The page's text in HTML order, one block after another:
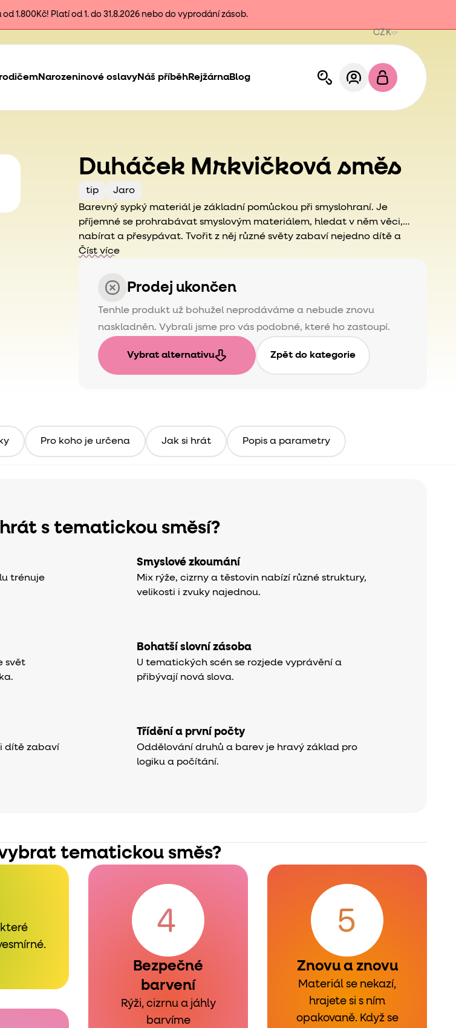
1.800Kč! Platí od 1. do 31.8.2026 nebo do vyprodání zásob.
CZK
Narozeninové oslavyNáš příběhRejžárnaBlog
Duháček Mrkvičková směs
tip
Jaro
Barevný sypký materiál je základní pomůckou při smyslohraní. Je
příjemné se prohrabávat smyslovým materiálem, hledat v něm věci,
nabírat a přesypávat. Tvořit z něj různé světy zabaví nejedno dítě a
dokonce i dospělé.
Číst více
Prodej ukončen
Tenhle produkt už bohužel neprodáváme a nebude znovu
naskladněn. Vybrali jsme pro vás podobné, které ho zastoupí.
Vybrat alternativu Zpět do kategorie
Pro koho je určena Jak si hrát Popis a parametry
s tematickou směsí?
trénuje
Smyslové zkoumání
Mix rýže, cizrny a těstovin nabízí různé struktury,
velikosti i zvuky najednou.
svět
Bohatší slovní zásoba
U tematických scén se rozjede vyprávění a
přibývají nová slova.
dítě zabaví
Třídění a první počty
Oddělování druhů a barev je hravý základ pro
logiku a počítání.
tematickou směs?
Bezpečné
barvení
Rýži, cizrnu a jáhly
barvíme
Znovu a znovu
Materiál se nekazí,
hrajete si s ním
opakovaně. Když se